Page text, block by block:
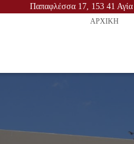
Παπαφλέσσα 17, 153 41
ΑΡΧΙΚΉ